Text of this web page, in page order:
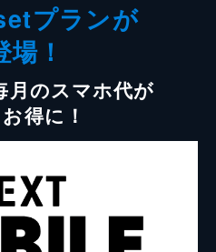
プランが
場！
月のスマホ代が
得に！